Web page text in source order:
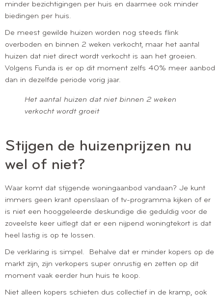
minder bezichtigingen per huis en daarmee ook minder
biedingen per huis.
De meest gewilde huizen worden nog steeds flink
overboden en binnen 2 weken verkocht, maar het aantal
huizen dat niet direct wordt verkocht is aan het groeien.
Volgens Funda is er op dit moment zelfs 40% meer aanbod
dan in dezelfde periode vorig jaar.
Het aantal huizen dat niet binnen 2 weken
verkocht wordt groeit
Stijgen de huizenprijzen nu
wel of niet?
Waar komt dat stijgende woningaanbod vandaan? Je kunt
immers geen krant openslaan of tv-programma kijken of er
is niet een hooggeleerde deskundige die geduldig voor de
zoveelste keer uitlegt dat er een nijpend woningtekort is dat
heel lastig is op te lossen.
De verklaring is simpel. Behalve dat er minder kopers op de
markt zijn, zijn verkopers super onrustig en zetten op dit
moment vaak eerder hun huis te koop.
Niet alleen kopers schieten dus collectief in de kramp, ook